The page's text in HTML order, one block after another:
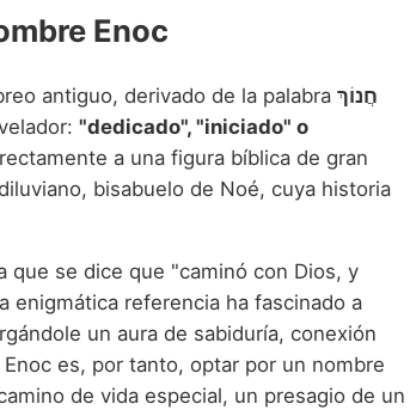
Enoc
antiguo, derivado de la palabra חֲנוֹךְ
"dedicado", "iniciado" o
a una figura bíblica de gran
bisabuelo de Noé, cuya historia
que se dice que "caminó con Dios, y
enigmática referencia ha fascinado a
un aura de sabiduría, conexión
es, por tanto, optar por un nombre
de vida especial, un presagio de un